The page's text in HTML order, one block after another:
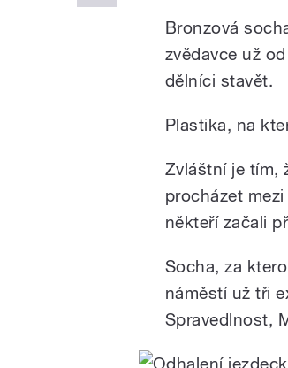
Bronzová
zvědavce už
dělníci stavět.
Plastika, na
Zvláštní je tím,
procházet
někteří začali
Socha, za
náměstí už tři
Spravedlnost,